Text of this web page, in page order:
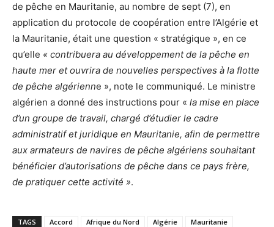
de pêche en Mauritanie, au nombre de sept (7), en
application du protocole de coopération entre l’Algérie et
la Mauritanie, était une question « stratégique », en ce
qu’elle « contribuera au développement de la pêche en
haute mer et ouvrira de nouvelles perspectives à la flotte
de pêche algérienne », note le communiqué. Le ministre
algérien a donné des instructions pour « la mise en place
d’un groupe de travail, chargé d’étudier le cadre
administratif et juridique en Mauritanie, afin de permettre
aux armateurs de navires de pêche algériens souhaitant
bénéficier d’autorisations de pêche dans ce pays frère,
de pratiquer cette activité ».
TAGS Accord Afrique du Nord Algérie
Mauritanie